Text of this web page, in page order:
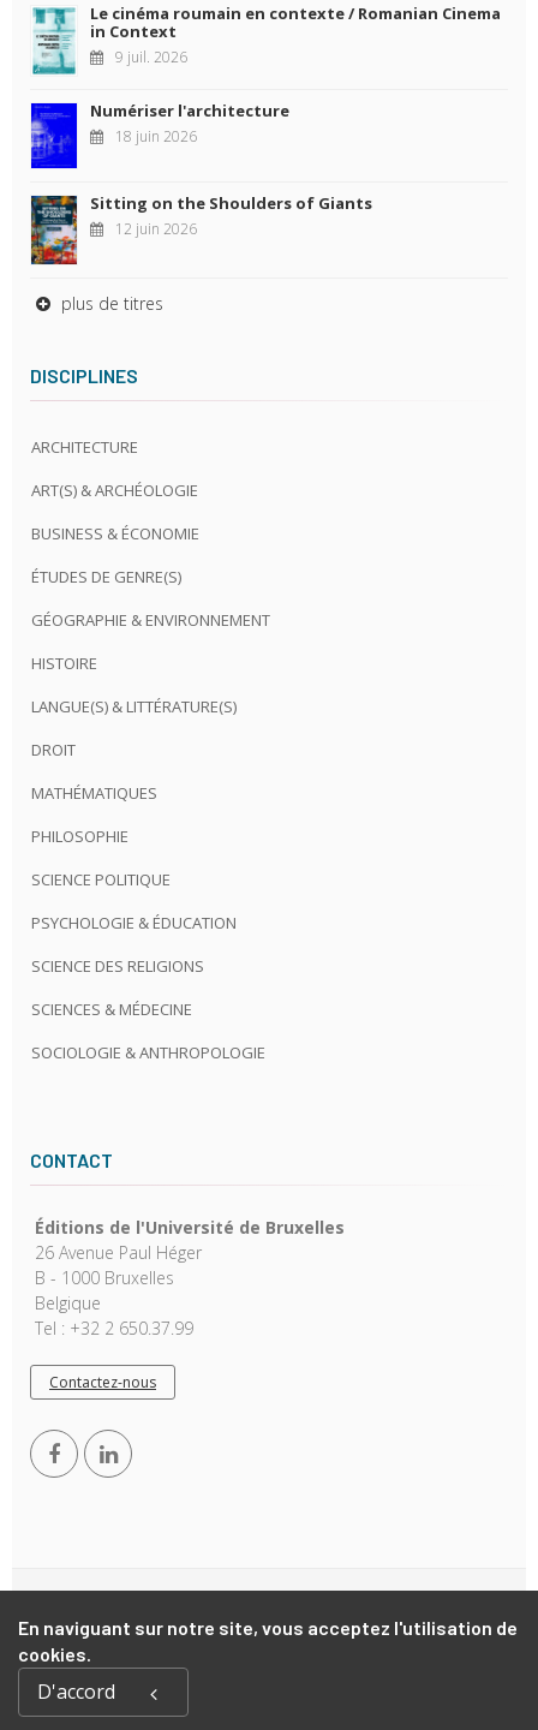
En naviguant sur notre site, vous acceptez l'utilisation de
cookies.
D'accord
Le cinéma roumain en contexte / Romanian Cinema
in Context
9 juil. 2026
Numériser l'architecture
18 juin 2026
Sitting on the Shoulders of Giants
12 juin 2026
plus de titres
DISCIPLINES
ARCHITECTURE
ART(S) & ARCHÉOLOGIE
BUSINESS & ÉCONOMIE
ÉTUDES DE GENRE(S)
GÉOGRAPHIE & ENVIRONNEMENT
HISTOIRE
LANGUE(S) & LITTÉRATURE(S)
DROIT
MATHÉMATIQUES
PHILOSOPHIE
SCIENCE POLITIQUE
PSYCHOLOGIE & ÉDUCATION
SCIENCE DES RELIGIONS
SCIENCES & MÉDECINE
SOCIOLOGIE & ANTHROPOLOGIE
CONTACT
Éditions de l'Université de Bruxelles
26 Avenue Paul Héger
B - 1000 Bruxelles
Belgique
Tel : +32 2 650.37.99
Contactez-nous
Reserved